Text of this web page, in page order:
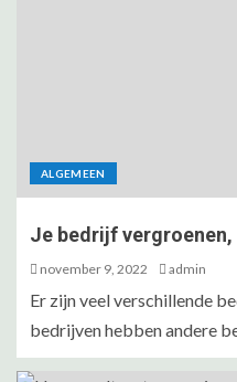
ALGEMEEN
Je bedrijf
november 9, 2022 admin
Er zijn veel verschillende
bedrijven hebben andere